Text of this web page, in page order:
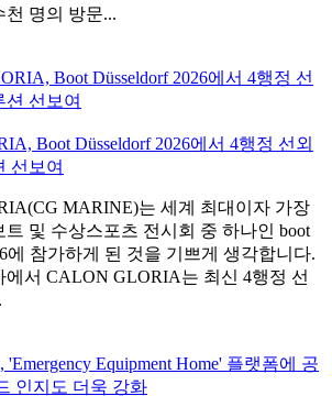
천 명의 방문...
Boot Düsseldorf 2026에서 4행정 선외
선보여
MARINE)는 세계 최대이자 가장
트 및 수상스포츠 전시회 중 하나인 boot
에 참가하게 된 것을 기쁘게 생각합니다.
에서 CALON GLORIA는 최신 4행정 선